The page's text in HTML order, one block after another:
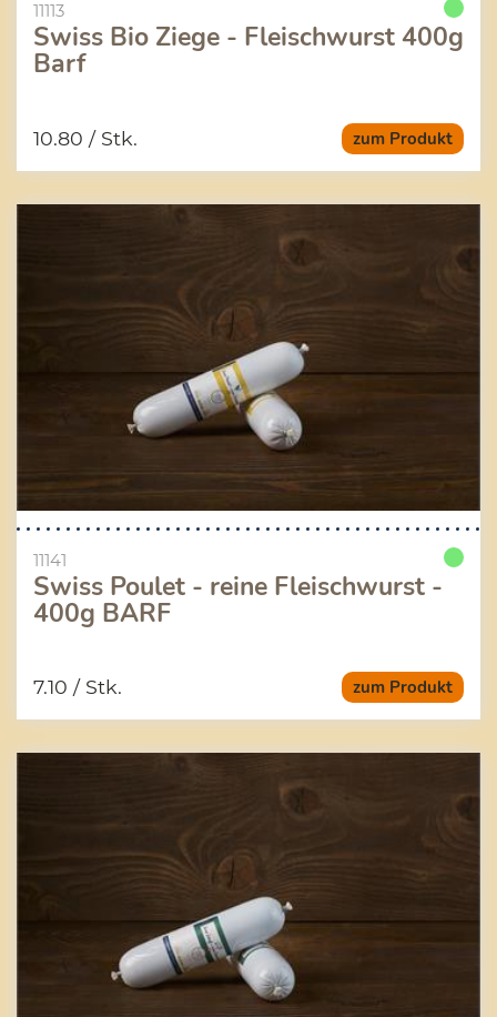
11113
Swiss Bio Ziege - Fleischwurst 400g
Barf
zum Produkt
10.80 / Stk.
11141
Swiss Poulet - reine Fleischwurst -
400g BARF
zum Produkt
7.10 / Stk.